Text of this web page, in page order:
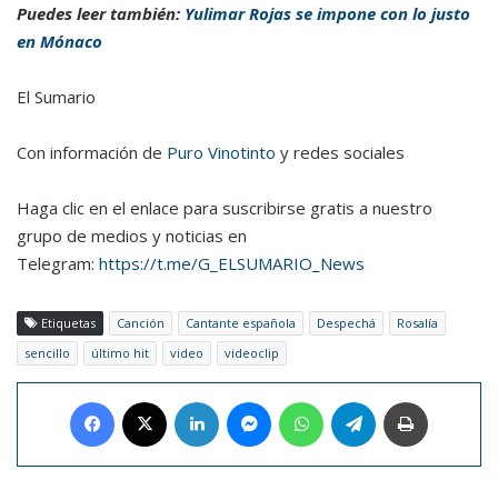
Puedes leer también: Yulimar Rojas se impone con lo justo
en Mónaco
El Sumario
Con información de Puro Vinotinto y redes sociales
Haga clic en el enlace para suscribirse gratis a nuestro
grupo de medios y noticias en
Telegram: https://t.me/G_ELSUMARIO_News
Etiquetas Canción Cantante española Despechá
Rosalía
sencillo
último hit video videoclip
Facebook LinkedIn MessengerWhatsAppTelegram